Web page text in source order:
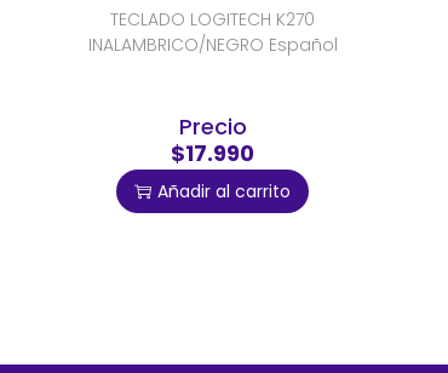
TECLADO LOGITECH K270
INALAMBRICO/NEGRO Español
Precio
$17.990
Añadir al carrito